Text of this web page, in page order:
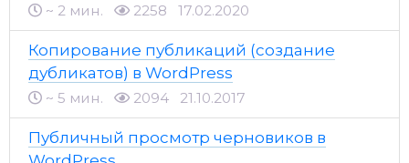
~ 2 мин. 2258 17.02.2020
Копирование публикаций (создание
дубликатов) в WordPress
~ 5 мин. 2094 21.10.2017
Публичный просмотр черновиков в